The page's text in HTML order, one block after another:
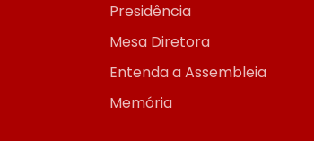
Presidência
Mesa Diretora
Entenda a Assembleia
Memória